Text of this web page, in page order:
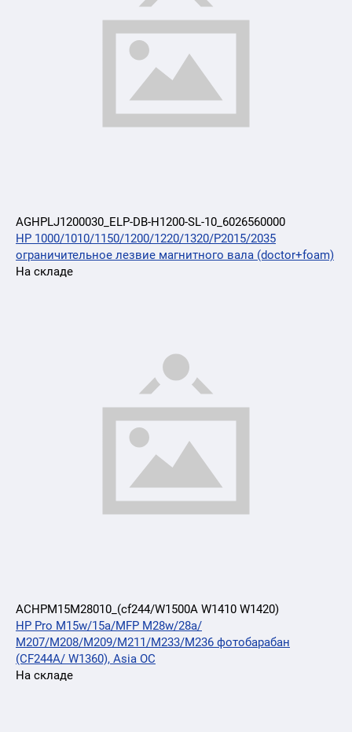
AGHPLJ1200030_ELP-DB-H1200-SL-10_6026560000
HP 1000/1010/1150/1200/1220/1320/P2015/2035
ограничительное лезвие магнитного вала (doctor+foam)
На складе
ACHPM15M28010_(cf244/W1500A W1410 W1420)
HP Pro M15w/15a/MFP M28w/28a/
M207/M208/M209/M211/M233/M236 фотобарабан
(CF244A/ W1360), Asia OC
На складе